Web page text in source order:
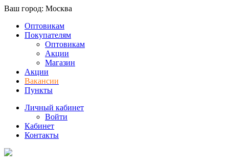
Ваш город: Москва
Оптовикам
Покупателям
Оптовикам
Акции
Магазин
Акции
Вакансии
Пункты
Личный кабинет
Войти
Кабинет
Контакты